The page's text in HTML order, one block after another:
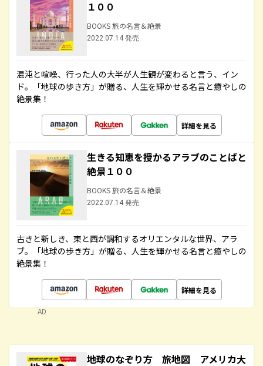
１００
BOOKS 旅の名言＆絶景
2022.07.14 発売
混沌と喧噪、行った人の大半が人生観が変わると言う、イン
ド。「地球の歩き方」が贈る、人生を輝かせる名言と癒やしの
絶景集！
詳細を見る
生きる知恵を授かるアラブのことばと
絶景１００
BOOKS 旅の名言＆絶景
2022.07.14 発売
古きと新しき、東と西が調和するオリエンタルな世界、アラ
ブ。「地球の歩き方」が贈る、人生を輝かせる名言と癒やしの
絶景集！
詳細を見る
AD
地球のなぞり方 旅地図 アメリカ大